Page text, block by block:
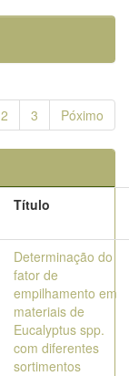
2 3 Póximo
Título
Determinação do
fator de
empilhamento em
materiais de
Eucalyptus spp.
com diferentes
sortimentos